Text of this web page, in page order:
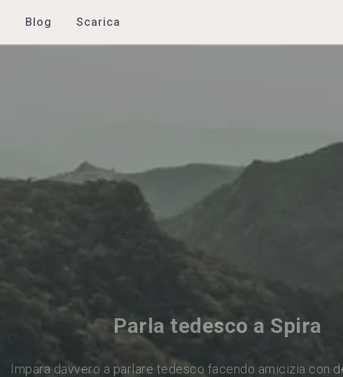
Blog Scarica
Parla tedesco a Spira
Impara davvero a parlare tedesco facendo amicizia con